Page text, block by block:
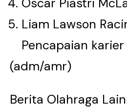
Liam Lawson
Pencapaian
(adm/amr)
Berita Olahraga